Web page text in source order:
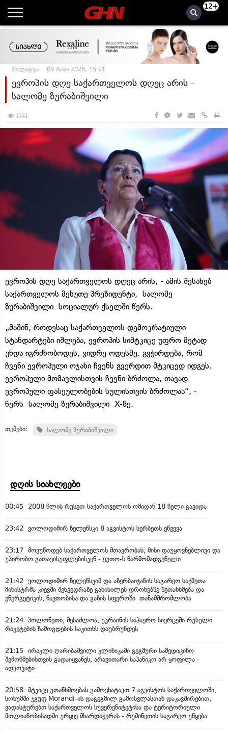
12+
პოლიტიკა 09 მაისი 2026, 15:21
ევროპის დღე საქართველოს დღეც არის -
სალომე ზურაბიშვილი
1341
ევროპის დღე საქართველოს დღეც არის, - ამის შესახებ
საქართველოს მეხუთე პრეზიდენტი, სალომე
ზურაბიშვილი სოციალურ ქსელში წერს.
„მაშინ, როდესაც საქართველოს დემოკრატიული
სტანდარტები იშლება, ევროპის სიმტკიცე უფრო მეტად
უნდა იგრძნობოდეს, ვიდრე ოდესმე. გვჭირდება, რომ
ჩვენი ევროპული ოჯახი ჩვენს გვერდით მტკიცედ იდგეს.
ევროპული მომავლისთვის ჩვენი ბრძოლა, თავად
ევროპული ფასეულობების სულისთვის ბრძოლაა“, -
წერს სალომე ზურაბიშვილი X-ზე.
თემები: სალომე ზურაბიშვილი
დღის სიახლეები
00:45 2008 წლის რუსეთ-საქართველოს ომიდან 18 წელი გავიდა
23:42 ვოლოდიმირ ზელენსკი 8 აგვისტოს სერბეთს ეწვევა
23:17 მოვუწოდებ საქართველოს მთავრობას, მისი დაუყოვნებლივი და
უპირობო გათავისუფლებისკენ - ეუთო-ს წარმომადგენელი
21:42
ვოლოდიმირ ზელენსკიმ და აზერბაიჯანის საგარეო საქმეთა
მინისტრმა კიევში შეხვედრაზე განიხილეს დრონებზე შეთანხმება და
ენერგეტიკის, ნავთობისა და გაზის სფეროში თანამშრომლობა
21:24 პოლონეთი, შესაძლოა, უკრაინის საჰაერო სივრცეში რუსული
რაკეტების ჩამოგდების საკითხს დაუბრუნდეს
21:15 ირაკლი ღარიბაშვილი კლინიკაში გეგმური სამედიცინო
შემოწმებისთვის გადაიყვანეს, არავითარი საპანიკო არ ყოფილა -
ადვოკატი
20:58 მტკიცე უთანხმოებას გამოვხატავთ 7 აგვისტოს საქართველოში,
სოხუმში ჯგუფ Morandi-ის დაგეგმილ გამოსვლასთან დაკავშირებით,
ვადასტურებთ საქართველოს სუვერენიტეტისა და ტერიტორიული
მთლიანობისადმი ურყევ მხარდაჭერას - რუმინეთის საგარეო უწყება